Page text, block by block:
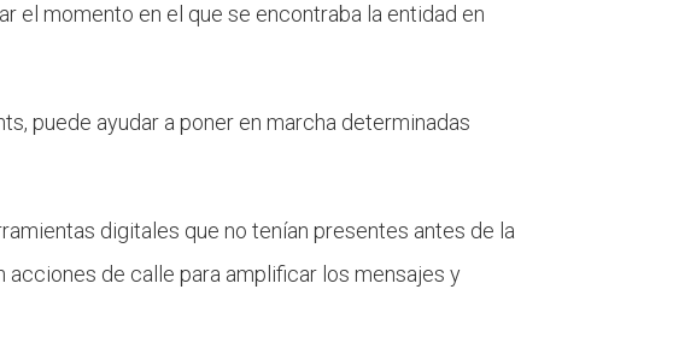
el momento en el que se encontraba la entidad en
puede ayudar a poner en marcha determinadas
digitales que no tenían presentes antes de la
acciones de calle para amplificar los mensajes y